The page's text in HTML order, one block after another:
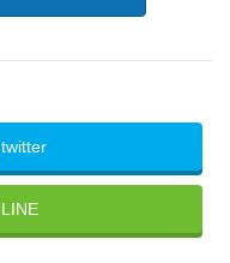
twitter
LINE